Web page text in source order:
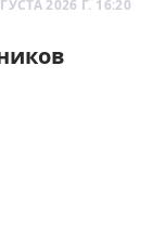
2026 Г. 16:20